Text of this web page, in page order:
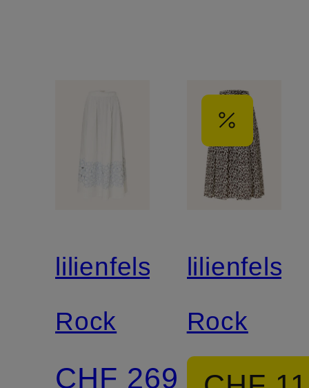
lilienfels
Rock
CHF 269
lilienfels
Rock